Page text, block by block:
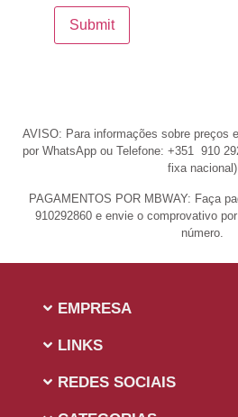
AVISO: Para informações sobre preços
por WhatsApp ou Telefone: +351 910
fixa nacional)
PAGAMENTOS POR MBWAY: Faça
910292860 e envie o comprovativo
número.
EMPRESA
LINKS
REDES SOCIAIS